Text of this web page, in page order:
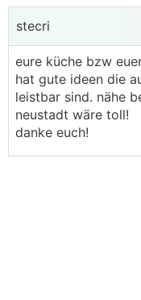
stecri
eure küche bzw
hat gute ideen die
leistbar sind. nähe
neustadt wäre toll!
danke euch!